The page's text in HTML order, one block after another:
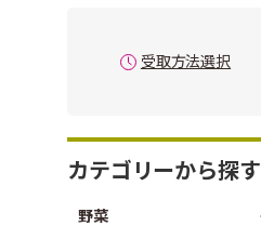
受取方法選択
カテゴリーから探す
野菜